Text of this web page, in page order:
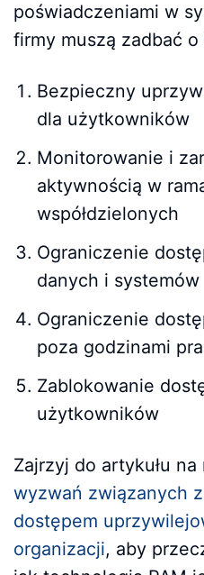
poświadczeniami w
firmy muszą zadbać
Bezpieczny
dla użytkowników
Monitorowanie i
aktywnością w
współdzielonych
Ograniczenie
danych i systemów
Ograniczenie
poza godzinami
Zablokowanie
użytkowników
Zajrzyj do artykułu
wyzwań związanych
dostępem
organizacji, aby